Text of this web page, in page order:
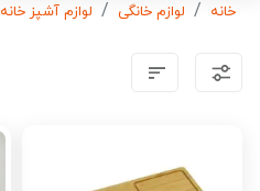
خانه لوازم خانگی لوازم آشپز خانه